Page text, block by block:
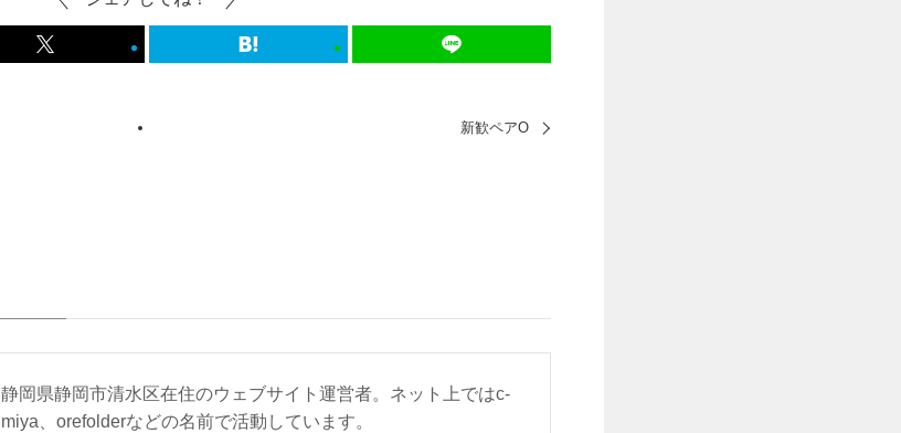
新歓ペアO
静岡県静岡市清水区在住のウェブサイト運営者。ネット上ではc-
miya、orefolderなどの名前で活動しています。